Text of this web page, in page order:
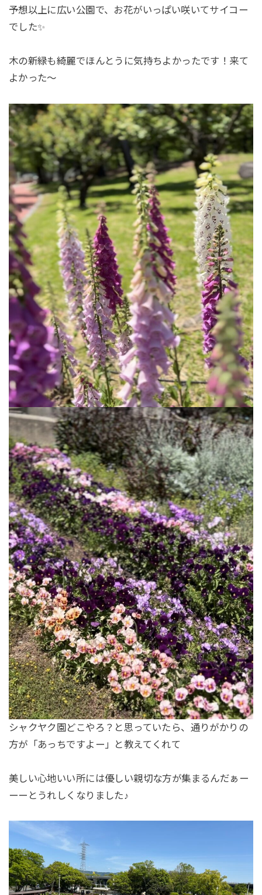
予想以上に広い公園で、お花がいっぱい咲いてサイコー
でした✨
木の新緑も綺麗でほんとうに気持ちよかったです！来て
よかった～
シャクヤク園どこやろ？と思っていたら、通りがかりの
方が「あっちですよー」と教えてくれて
美しい心地いい所には優しい親切な方が集まるんだぁー
ーーとうれしくなりました♪